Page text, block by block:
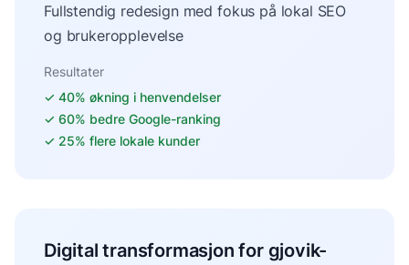
Fullstendig redesign med fokus på lokal SEO
og brukeropplevelse
Resultater
✓ 40% økning i henvendelser
✓ 60% bedre Google-ranking
✓ 25% flere lokale kunder
Digital transformasjon for gjovik-